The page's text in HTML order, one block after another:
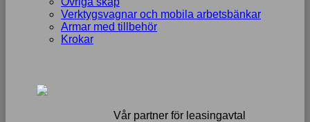
Verktygsvagnar och mobila arbetsbänkar
Armar med tillbehör
Krokar
Vår partner för leasingavtal